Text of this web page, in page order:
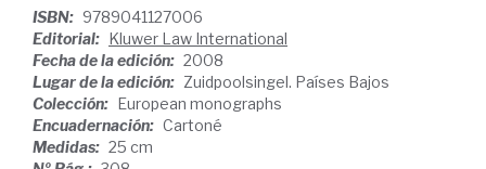
ISBN: 9789041127006
Editorial: Kluwer Law International
Fecha de la edición: 2008
Lugar de la edición: Zuidpoolsingel. Países Bajos
Colección: European monographs
Encuadernación: Cartoné
Medidas: 25 cm